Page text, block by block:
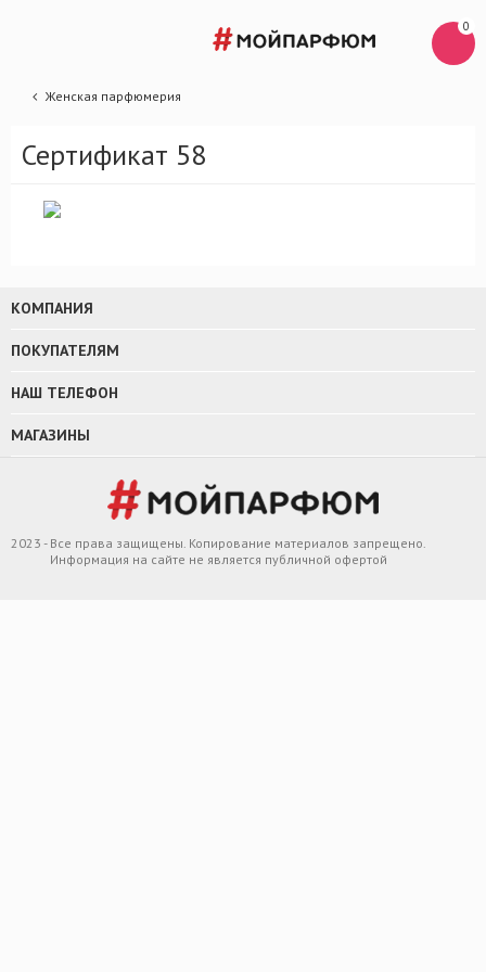
0
Женская парфюмерия
Сертификат 58
КОМПАНИЯ
ПОКУПАТЕЛЯМ
НАШ ТЕЛЕФОН
МАГАЗИНЫ
2023 - Все права защищены. Копирование материалов запрещено.
Информация на сайте не является публичной офертой